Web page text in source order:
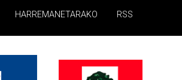
HARREMANETARAKO RSS